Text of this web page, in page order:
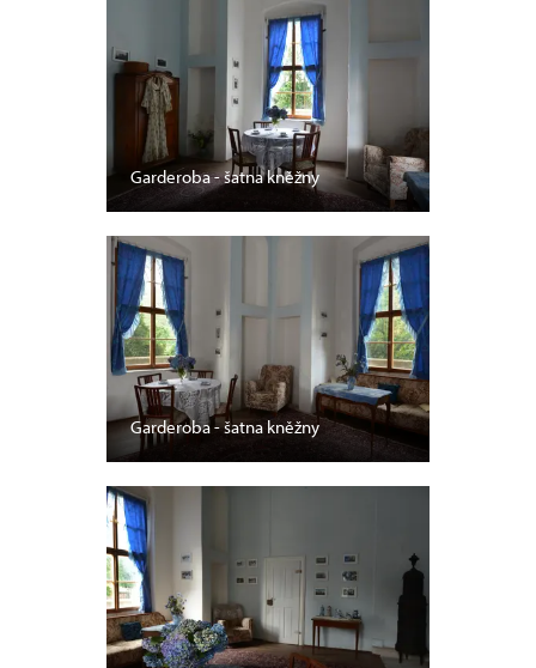
Garderoba - šatna kněžny
Garderoba - šatna kněžny